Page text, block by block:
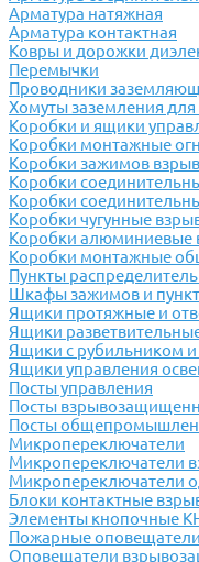
Арматура натяжная
Арматура контактная
Ковры и дорожки
Перемычки
Проводники
Хомуты заземления для
Коробки и ящики
Коробки монтажные
Коробки зажимов
Коробки
Коробки
Коробки чугунные
Коробки
Коробки монтажные
Пункты
Шкафы зажимов и
Ящики протяжные и
Ящики
Ящики с рубильником
Ящики управления
Посты управления
Посты
Посты
Микропереключатели
Микропереключатели
Микропереключатели
Блоки контактные
Элементы кнопочные
Пожарные оповещатели
Оповещатели